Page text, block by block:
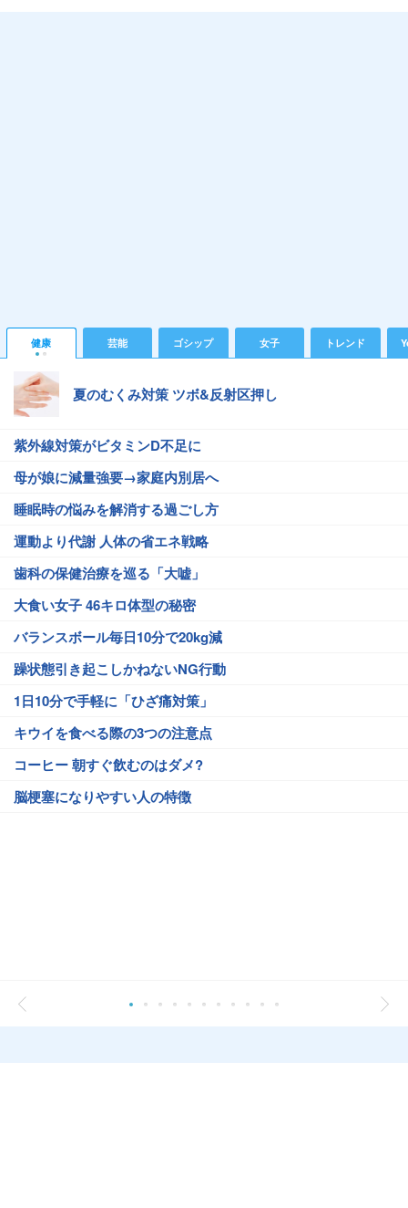
健康 芸能 ゴシップ 女子 トレンド
夏のむくみ対策 ツボ&反射区押し
紫外線対策がビタミンD不足に
母が娘に減量強要→家庭内別居へ
睡眠時の悩みを解消する過ごし方
運動より代謝 人体の省エネ戦略
歯科の保健治療を巡る「大嘘」
大食い女子 46キロ体型の秘密
バランスボール毎日10分で20kg減
躁状態引き起こしかねないNG行動
1日10分で手軽に「ひざ痛対策」
キウイを食べる際の3つの注意点
コーヒー 朝すぐ飲むのはダメ?
脳梗塞になりやすい人の特徴